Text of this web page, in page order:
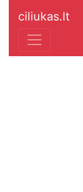
ciliukas.lt